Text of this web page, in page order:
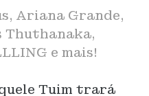
Ariana Grande,
Thuthanaka,
e mais!
Tuim trará